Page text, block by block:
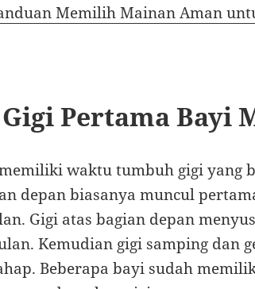
Memilih Mainan Aman
Pertama Bayi
waktu tumbuh gigi yang
depan biasanya muncul
Gigi atas bagian depan
Kemudian gigi samping dan
Beberapa bayi sudah